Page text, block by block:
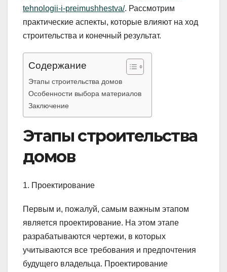
tehnologii-i-preimushhestva/. Рассмотрим
практические аспекты, которые влияют на ход
строительства и конечный результат.
Содержание
Этапы строительства домов
Особенности выбора материалов
Заключение
Этапы строительства
домов
1. Проектирование
Первым и, пожалуй, самым важным этапом
является проектирование. На этом этапе
разрабатываются чертежи, в которых
учитываются все требования и предпочтения
будущего владельца. Проектирование